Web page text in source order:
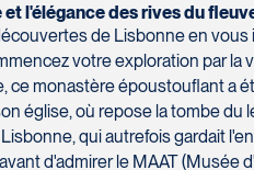
et l'élégance des rives du
de Lisbonne en
votre exploration par
ce monastère époustouflant a
église, où repose la tombe
qui autrefois gardait
d'admirer le MAAT